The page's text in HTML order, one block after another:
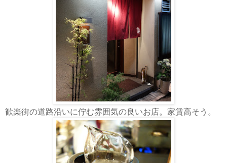
歓楽街の道路沿いに佇む雰囲気の良いお店。家賃高そう。